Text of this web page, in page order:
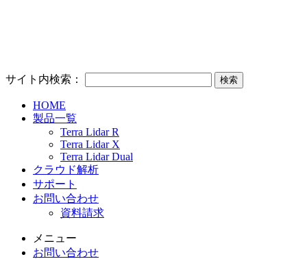
サイト内検索：
HOME
製品一覧
Terra Lidar R
Terra Lidar X
Terra Lidar Dual
クラウド解析
サポート
お問い合わせ
資料請求
メニュー
お問い合わせ